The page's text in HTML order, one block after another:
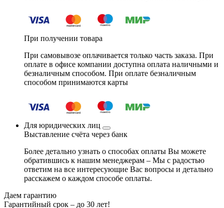
При получении товара
При самовывозе оплачивается только часть заказа. При
оплате в офисе компании доступна оплата наличными и
безналичным способом. При оплате безналичным
способом принимаются карты
Для юридических лиц
Выставление счёта через банк
Более детально узнать о способах оплаты Вы можете
обратившись к нашим менеджерам – Мы с радостью
ответим на все интересующие Вас вопросы и детально
расскажем о каждом способе оплаты.
Даем гарантию
Гарантийный срок – до 30 лет!